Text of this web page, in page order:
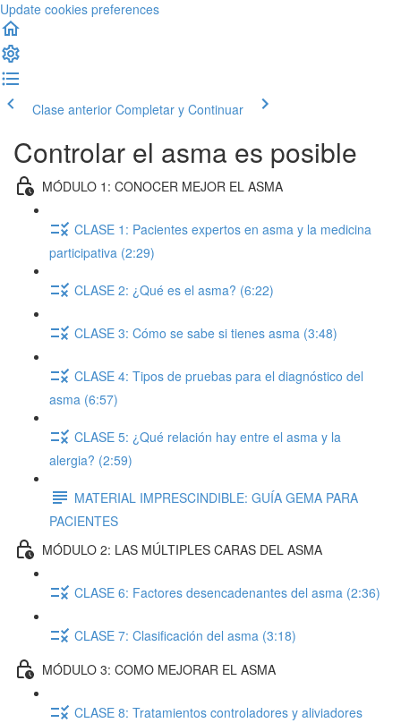
Update cookies preferences
Clase anterior Completar y Continuar
Controlar el asma es posible
MÓDULO 1: CONOCER MEJOR EL ASMA
CLASE 1: Pacientes expertos en asma y la medicina
participativa (2:29)
CLASE 2: ¿Qué es el asma? (6:22)
CLASE 3: Cómo se sabe si tienes asma (3:48)
CLASE 4: Tipos de pruebas para el diagnóstico del
asma (6:57)
CLASE 5: ¿Qué relación hay entre el asma y la
alergia? (2:59)
MATERIAL IMPRESCINDIBLE: GUÍA GEMA PARA
PACIENTES
MÓDULO 2: LAS MÚLTIPLES CARAS DEL ASMA
CLASE 6: Factores desencadenantes del asma (2:36)
CLASE 7: Clasificación del asma (3:18)
MÓDULO 3: COMO MEJORAR EL ASMA
CLASE 8: Tratamientos controladores y aliviadores